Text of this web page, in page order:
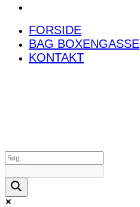
FORSIDE
BAG BOXENGASSE
KONTAKT